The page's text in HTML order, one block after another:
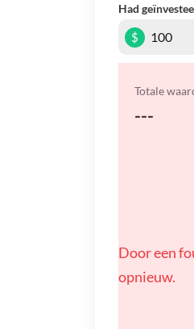
Had
$
Totale
---
Door een
opnieuw.